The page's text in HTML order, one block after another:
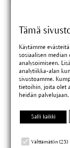
Tämä
Käytämme
sosiaalisen
analysoimiseen.
analytiikka-alan
sivustoamme.
tietoihin, joita olet
heidän palvelujaan.
Salli kaikki
Välttämätön (23)
poistaa